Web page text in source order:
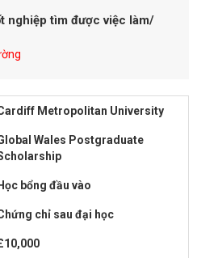
nghiệp tìm được việc làm/
Metropolitan University
Wales Postgraduate
Học bổng đầu vào
chỉ sau đại học